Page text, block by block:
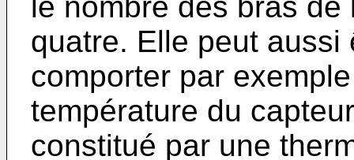
quatre. Elle peut
comporter par
température du
constitué par une